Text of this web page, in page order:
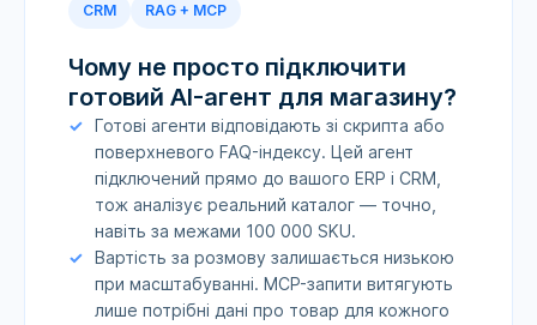
CRM
RAG + MCP
Чому не просто підключити
готовий AI-агент для магазину?
Готові агенти відповідають зі скрипта або
поверхневого FAQ-індексу. Цей агент
підключений прямо до вашого ERP і CRM,
тож аналізує реальний каталог — точно,
навіть за межами 100 000 SKU.
Вартість за розмову залишається низькою
при масштабуванні. MCP-запити витягують
лише потрібні дані про товар для кожного